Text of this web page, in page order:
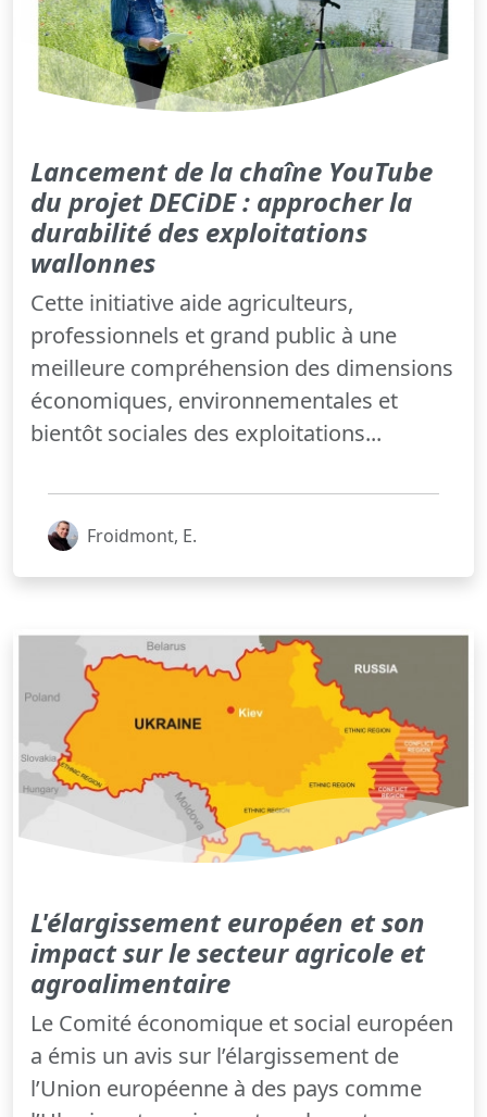
Lancement de la chaîne YouTube
du projet DECiDE : approcher la
durabilité des exploitations
wallonnes
Cette initiative aide agriculteurs,
professionnels et grand public à une
meilleure compréhension des dimensions
économiques, environnementales et
bientôt sociales des exploitations...
Froidmont, E.
L'élargissement européen et son
impact sur le secteur agricole et
agroalimentaire
Le Comité économique et social européen
a émis un avis sur l’élargissement de
l’Union européenne à des pays comme